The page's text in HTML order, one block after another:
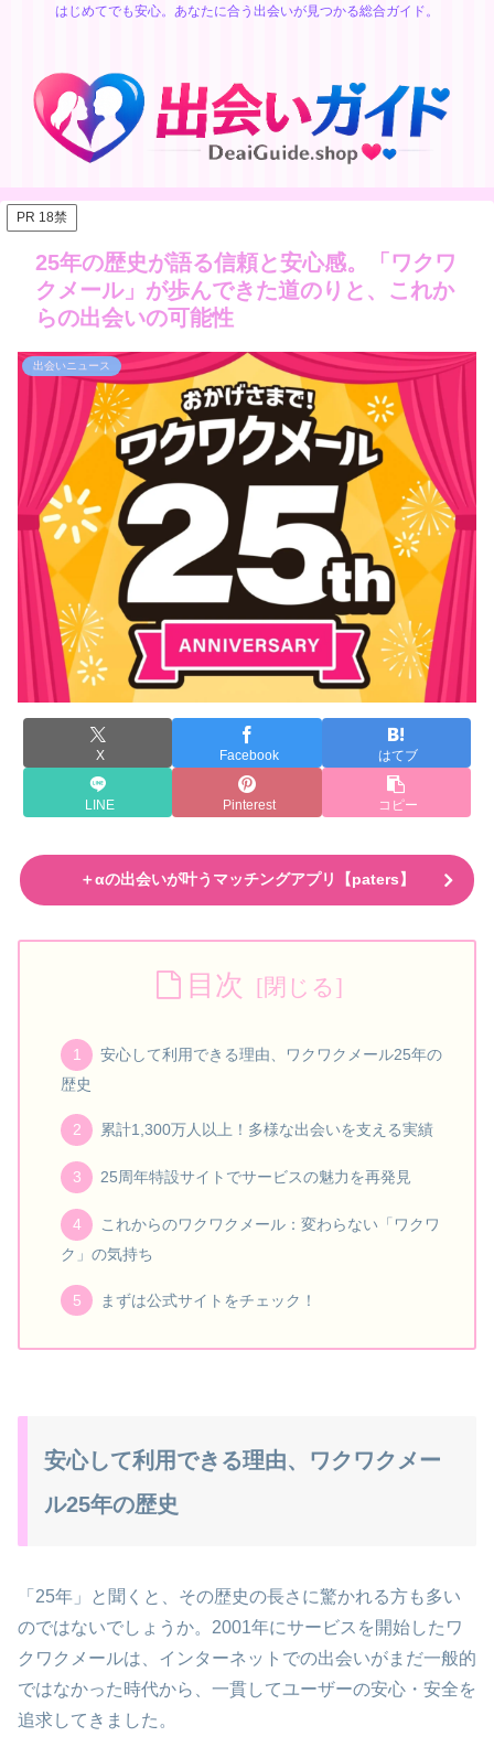
はじめてでも安心。あなたに合う出会いが見つかる総合ガイド。
PR 18禁
25年の歴史が語る信頼と安心感。「ワクワ
クメール」が歩んできた道のりと、これか
らの出会いの可能性
出会いニュース
X Facebook はてブ
LINE Pinterest コピー
＋αの出会いが叶うマッチングアプリ【paters】
目次
安心して利用できる理由、ワクワクメール25年の
歴史
累計1,300万人以上！多様な出会いを支える実績
25周年特設サイトでサービスの魅力を再発見
これからのワクワクメール：変わらない「ワクワ
ク」の気持ち
まずは公式サイトをチェック！
安心して利用できる理由、ワクワクメー
ル25年の歴史
「25年」と聞くと、その歴史の長さに驚かれる方も多い
のではないでしょうか。2001年にサービスを開始したワ
クワクメールは、インターネットでの出会いがまだ一般的
ではなかった時代から、一貫してユーザーの安心・安全を
追求してきました。